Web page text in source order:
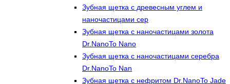
Зубная щетка с древесным углем и
наночастицами сер
Зубная щетка с наночастицами золота
Dr.NanoTo Nano
Зубная щетка с наночастицами серебра
Dr.NanoTo Nan
Зубная щетка с нефритом Dr.NanoTo Jade